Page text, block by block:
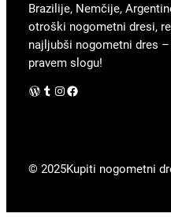
Brazilije, Nemčije,
otroški nogometni dresi,
najljubši nogometni dres
pravem slogu!
WordPress Instagram Facebook
© 2025Kupiti nogometni